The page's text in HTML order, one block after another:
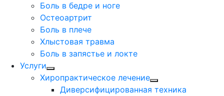
Боль в бедре и ноге
Остеоартрит
Боль в плече
Хлыстовая травма
Боль в запястье и локте
Услуги
Хиропрактическое лечение
Диверсифицированная техника